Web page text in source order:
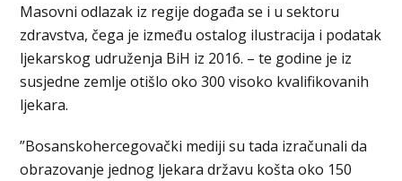
Masovni odlazak iz regije događa se i u sektoru
zdravstva, čega je između ostalog ilustracija i podatak
ljekarskog udruženja BiH iz 2016. – te godine je iz
susjedne zemlje otišlo oko 300 visoko kvalifikovanih
ljekara.
”Bosanskohercegovački mediji su tada izračunali da
obrazovanje jednog ljekara državu košta oko 150